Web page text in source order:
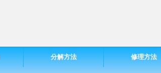
分解方法 修理方法